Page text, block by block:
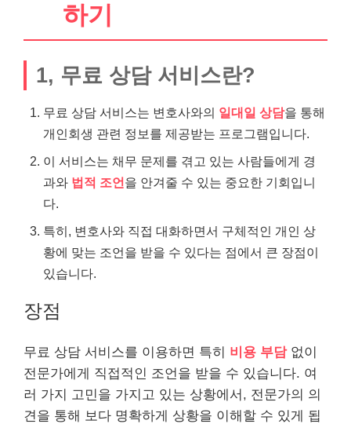
하기
1, 무료 상담 서비스란?
무료 상담 서비스는 변호사와의 일대일 상담을 통해
개인회생 관련 정보를 제공받는 프로그램입니다.
이 서비스는 채무 문제를 겪고 있는 사람들에게 경
과와 법적 조언을 안겨줄 수 있는 중요한 기회입니
다.
특히, 변호사와 직접 대화하면서 구체적인 개인 상
황에 맞는 조언을 받을 수 있다는 점에서 큰 장점이
있습니다.
장점
무료 상담 서비스를 이용하면 특히 비용 부담없이
전문가에게 직접적인 조언을 받을 수 있습니다. 여
러 가지 고민을 가지고 있는 상황에서, 전문가의 의
견을 통해 보다 명확하게 상황을 이해할 수 있게 됩